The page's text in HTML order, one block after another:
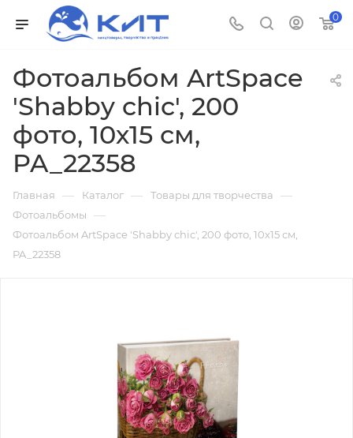
0
Фотоальбом ArtSpace
'Shabby chic', 200
фото, 10х15 см,
PA_22358
Главная — Каталог — Товары для творчества —
Фотоальбомы —
Фотоальбом ArtSpace 'Shabby chic', 200 фото, 10х15 см,
PA_22358